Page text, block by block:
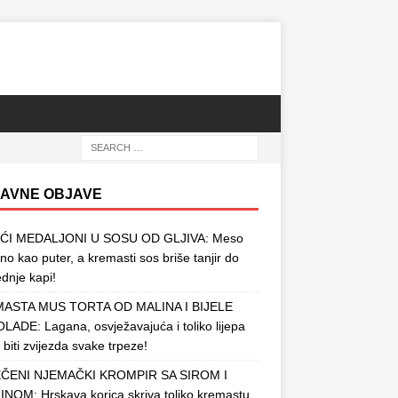
OBJAVE
MEDALJONI U SOSU OD GLJIVA: Meso
kao puter, a kremasti sos briše tanjir do
kapi!
MUS TORTA OD MALINA I BIJELE
Lagana, osvježavajuća i toliko lijepa
biti zvijezda svake trpeze!
NJEMAČKI KROMPIR SA SIROM I
Hrskava korica skriva toliko kremastu